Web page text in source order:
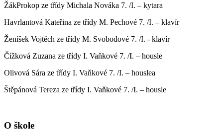
ŽákProkop ze třídy Michala Nováka 7. /I. – kytara
Havrlantová Kateřina ze třídy M. Pechové 7. /I. – klavír
Ženíšek Vojtěch ze třídy M. Svobodové 7. /I. - klavír
Čížková Zuzana ze třídy I. Vaňkové 7. /I. – housle
Olivová Sára ze třídy I. Vaňkové 7. /I. – houslea
Štěpánová Tereza ze třídy I. Vaňkové 7. /I. – housle
O škole